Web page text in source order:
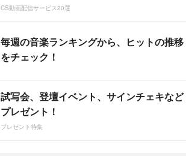
CS動画配信サービス20選
毎週の音楽ランキングから、ヒットの推移
をチェック！
試写会、登壇イベント、サインチェキなど
プレゼント！
プレゼント特集